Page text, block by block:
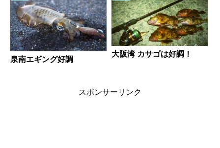
泉南エギング好調
大阪湾 カサゴは好調！
スポンサーリンク